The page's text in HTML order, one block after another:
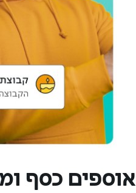
אוספים כסף